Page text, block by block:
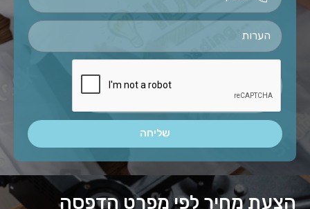
שליחה
הצעת מחיר לפי מפרט הדפסה